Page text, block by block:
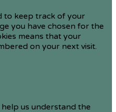
to keep track of your
you have chosen for the
means that your
on your next visit.
us understand the